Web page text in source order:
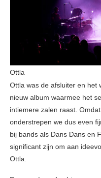
Ottla
Ottla was de afsluiter en het
nieuw album waarmee het
intiemere zalen raast.
onderstrepen we dus even
bij bands als Dans Dans en
significant zijn om aan
Ottla.